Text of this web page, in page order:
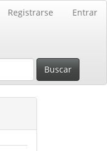
Registrarse Entrar
Buscar